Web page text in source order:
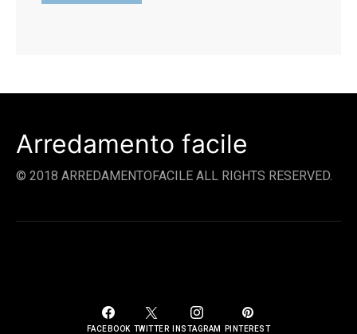
Arredamento facile
© 2018 ARREDAMENTOFACILE ALL RIGHTS RESERVED.
FACEBOOK TWITTER
INSTAGRAM
PINTEREST